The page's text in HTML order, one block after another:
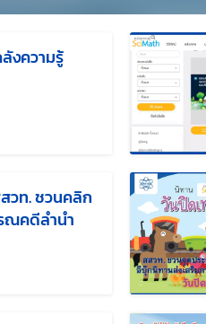
งความรู้
วท. ชวนคลิก
ณคดีลำนำ